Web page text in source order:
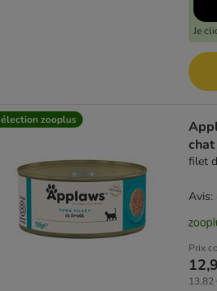
Je
zooplus
chat
filet
Prix
13,82
Avis: